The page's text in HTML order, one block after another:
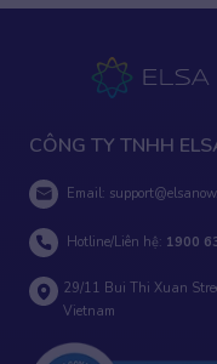
CÔNG TY TNHH
Email:
Hotline/Liên hệ: 1900
29/11 Bui Thi Xuan
Vietnam